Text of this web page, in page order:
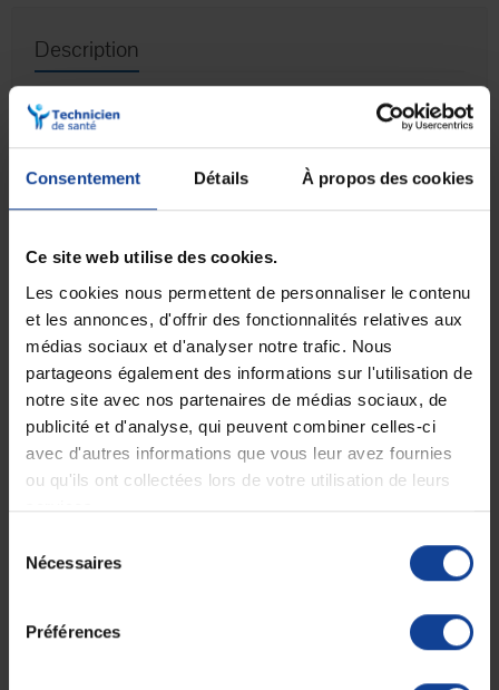
Consentement Détails À propos des cookies
Ce site web utilise des cookies.
Les cookies nous permettent de personnaliser le contenu
et les annonces, d'offrir des fonctionnalités relatives aux
médias sociaux et d'analyser notre trafic. Nous
partageons également des informations sur l'utilisation de
notre site avec nos partenaires de médias sociaux, de
publicité et d'analyse, qui peuvent combiner celles-ci
avec d'autres informations que vous leur avez fournies
ou qu'ils ont collectées lors de votre utilisation de leurs
services.
Nécessaires
Préférences
Description
Les
Interlocksont fabriquées dans un
coton doux, naturel, respirant et
d'enfilage qui garantit un gain de temps et un apaisement conséquent.
l'hiver.L'enfilage est très simple: une fermeture zippée est située
aux personnes désorientées (exemple : maladie d'Alzheimer ) d'enlever
leurs vêtements ou encore leurs protections contre l'incontinence.
Pour les aidants, les grenouillères Benefactor apportent les
bénéfices suivants :
Les soins peuvent être donnés sans déshabiller totalement le
patient
Le patient n'a pas besoin d'effectuer de grands mouvements
Limite les risques qu'un patient enlève ses protections contre
Gain de temps à l'habillage
Ces grenouillères sont créées et designées à Toulouse par unePME
datant de 1905
. La qualité des tissus utilisés ainsi que la longévité de